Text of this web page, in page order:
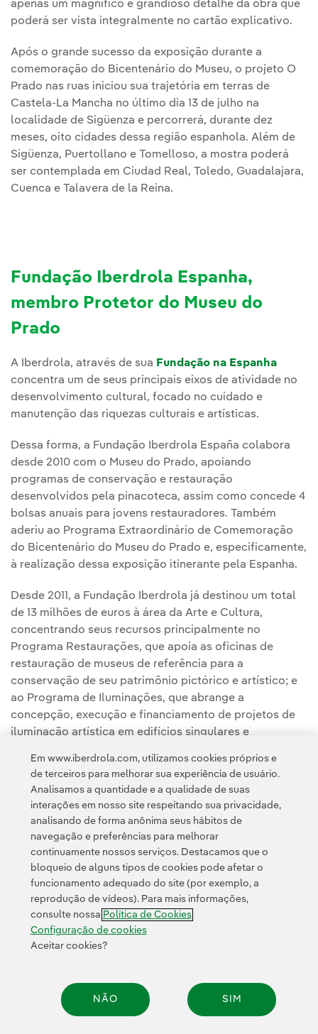
apenas um magnífico e grandioso detalhe da obra que
poderá ser vista integralmente no cartão explicativo.
Após o grande sucesso da exposição durante a
comemoração do Bicentenário do Museu, o projeto O
Prado nas ruas iniciou sua trajetória em terras de
Castela-La Mancha no último dia 13 de julho na
localidade de Sigüenza e percorrerá, durante dez
meses, oito cidades dessa região espanhola. Além de
Sigüenza, Puertollano e Tomelloso, a mostra poderá
ser contemplada em Ciudad Real, Toledo, Guadalajara,
Cuenca e Talavera de la Reina.
Fundação Iberdrola Espanha,
membro Protetor do Museu do
Prado
A Iberdrola, através de sua Fundação na Espanha
concentra um de seus principais eixos de atividade no
desenvolvimento cultural, focado no cuidado e
manutenção das riquezas culturais e artísticas.
Dessa forma, a Fundação Iberdrola España colabora
desde 2010 com o Museu do Prado, apoiando
programas de conservação e restauração
desenvolvidos pela pinacoteca, assim como concede 4
bolsas anuais para jovens restauradores. Também
aderiu ao Programa Extraordinário de Comemoração
do Bicentenário do Museu do Prado e, especificamente,
à realização dessa exposição itinerante pela Espanha.
Desde 2011, a Fundação Iberdrola já destinou um total
de 13 milhões de euros à área da Arte e Cultura,
concentrando seus recursos principalmente no
Programa Restaurações, que apoia as oficinas de
restauração de museus de referência para a
conservação de seu patrimônio pictórico e artístico; e
ao Programa de Iluminações, que abrange a
concepção, execução e financiamento de projetos de
iluminação artística em edifícios singulares e
Política de Privacidade Informação legal
Transparência no uso da IA Política de cookies Configuração de cookies
Acessibilidade Canal de denúncias
© 2026 Iberdrola, S.A. Todos os direitos reservados.
Em www.iberdrola.com, utilizamos cookies próprios e
de terceiros para melhorar sua experiência de usuário.
Analisamos a quantidade e a qualidade de suas
interações em nosso site respeitando sua privacidade,
analisando de forma anônima seus hábitos de
navegação e preferências para melhorar
continuamente nossos serviços. Destacamos que o
bloqueio de alguns tipos de cookies pode afetar o
funcionamento adequado do site (por exemplo, a
reprodução de vídeos). Para mais informações,
consulte nossa Política de Cookies
Configuração de cookies
Aceitar cookies?
NÃO SIM